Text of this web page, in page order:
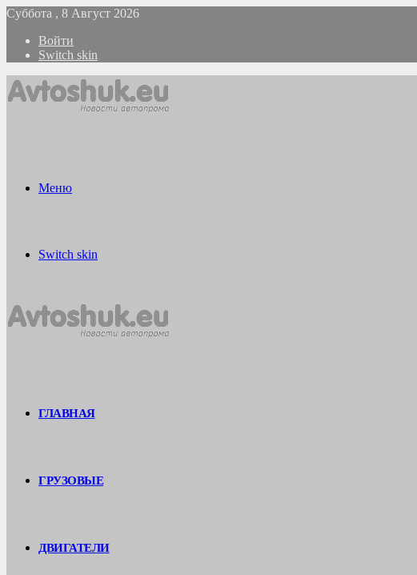
Суббота , 8 Август 2026
Войти
Switch skin
Меню
Switch skin
ГЛАВНАЯ
ГРУЗОВЫЕ
ДВИГАТЕЛИ